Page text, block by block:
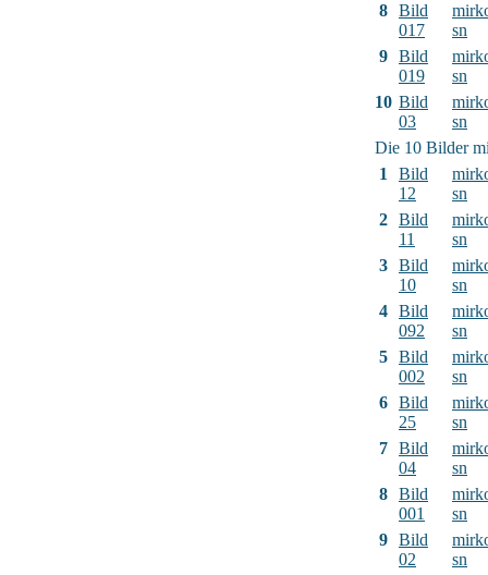
8 Bild
017
sn
9 Bild
019
sn
10 Bild
03
sn
Die 10 Bilder
1
Bild
12
sn
2 Bild
11
sn
3 Bild
10
sn
4 Bild
092
sn
5 Bild
002
sn
6 Bild
25
sn
7 Bild
04
sn
8 Bild
001
sn
9 Bild
02
sn